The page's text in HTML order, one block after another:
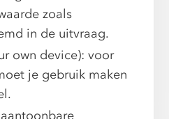
zoals
in de uitvraag.
own device): voor
je gebruik maken